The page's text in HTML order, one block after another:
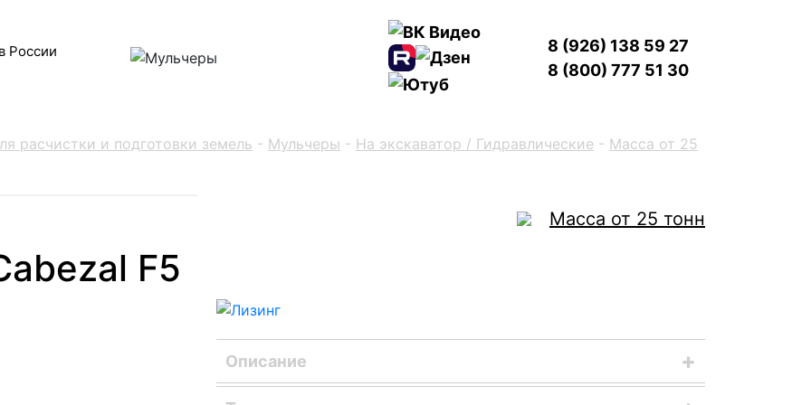
России
8 (926) 138 59 27
8 (800) 777 51 30
расчистки и подготовки земель - Мульчеры - На экскаватор / Гидравлические - Масса от 25
Масса от 25 тонн
F5
Описание